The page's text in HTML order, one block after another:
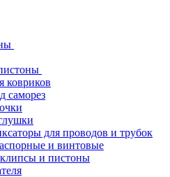
ковриков
саморез
для проводов и трубок
и винтовые
и пистоны